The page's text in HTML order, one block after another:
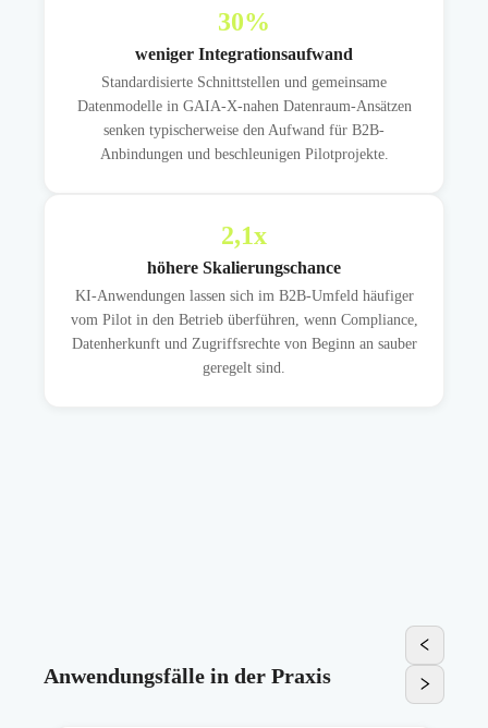
30%
weniger Integrationsaufwand
Standardisierte Schnittstellen und gemeinsame
Datenmodelle in GAIA-X-nahen Datenraum-Ansätzen
senken typischerweise den Aufwand für B2B-
Anbindungen und beschleunigen Pilotprojekte.
2,1x
höhere Skalierungschance
KI-Anwendungen lassen sich im B2B-Umfeld häufiger
vom Pilot in den Betrieb überführen, wenn Compliance,
Datenherkunft und Zugriffsrechte von Beginn an sauber
geregelt sind.
Anwendungsfälle in der Praxis